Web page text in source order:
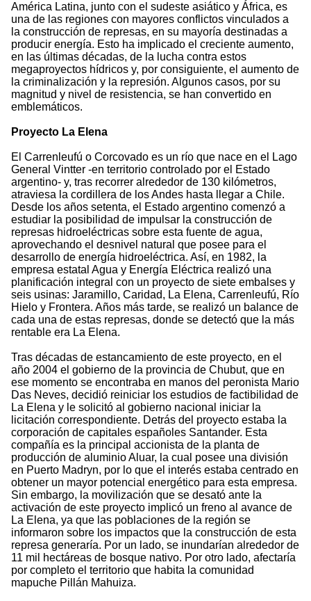
América Latina, junto con el sudeste asiático y África, es
una de las regiones con mayores conflictos vinculados a
la construcción de represas, en su mayoría destinadas a
producir energía. Esto ha implicado el creciente aumento,
en las últimas décadas, de la lucha contra estos
megaproyectos hídricos y, por consiguiente, el aumento de
la criminalización y la represión. Algunos casos, por su
magnitud y nivel de resistencia, se han convertido en
emblemáticos.
Proyecto La Elena
El Carrenleufú o Corcovado es un río que nace en el Lago
General Vintter -en territorio controlado por el Estado
argentino- y, tras recorrer alrededor de 130 kilómetros,
atraviesa la cordillera de los Andes hasta llegar a Chile.
Desde los años setenta, el Estado argentino comenzó a
estudiar la posibilidad de impulsar la construcción de
represas hidroeléctricas sobre esta fuente de agua,
aprovechando el desnivel natural que posee para el
desarrollo de energía hidroeléctrica. Así, en 1982, la
empresa estatal Agua y Energía Eléctrica realizó una
planificación integral con un proyecto de siete embalses y
seis usinas: Jaramillo, Caridad, La Elena, Carrenleufú, Río
Hielo y Frontera. Años más tarde, se realizó un balance de
cada una de estas represas, donde se detectó que la más
rentable era La Elena.
Tras décadas de estancamiento de este proyecto, en el
año 2004 el gobierno de la provincia de Chubut, que en
ese momento se encontraba en manos del peronista Mario
Das Neves, decidió reiniciar los estudios de factibilidad de
La Elena y le solicitó al gobierno nacional iniciar la
licitación correspondiente. Detrás del proyecto estaba la
corporación de capitales españoles Santander. Esta
compañía es la principal accionista de la planta de
producción de aluminio Aluar, la cual posee una división
en Puerto Madryn, por lo que el interés estaba centrado en
obtener un mayor potencial energético para esta empresa.
Sin embargo, la movilización que se desató ante la
activación de este proyecto implicó un freno al avance de
La Elena, ya que las poblaciones de la región se
informaron sobre los impactos que la construcción de esta
represa generaría. Por un lado, se inundarían alrededor de
11 mil hectáreas de bosque nativo. Por otro lado, afectaría
por completo el territorio que habita la comunidad
mapuche Pillán Mahuiza.